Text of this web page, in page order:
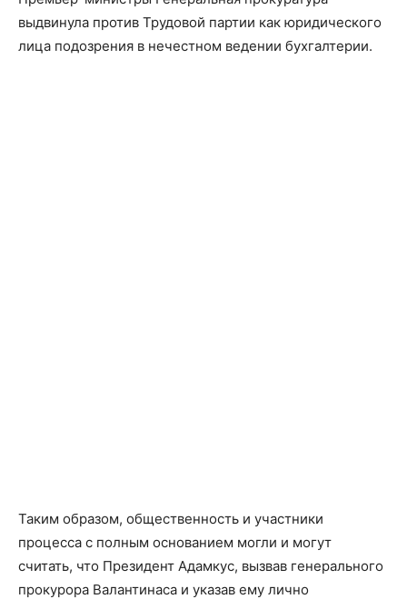
выдвинула против Трудовой партии как юридического
лица подозрения в нечестном ведении бухгалтерии.
Таким образом, общественность и участники
процесса с полным основанием могли и могут
считать, что Президент Адамкус, вызвав генерального
прокурора Валантинаса и указав ему лично